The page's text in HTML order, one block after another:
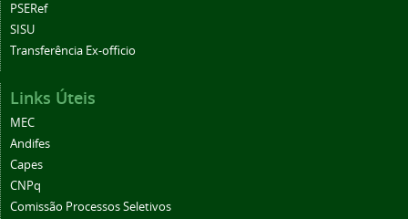
PSERef
SISU
Transferência Ex-officio
Links Úteis
MEC
Andifes
Capes
CNPq
Comissão Processos Seletivos